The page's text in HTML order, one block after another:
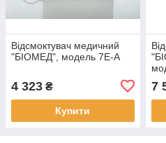
Відсмоктувач медичний
"БІОМЕД", модель 7Е-А
4 323 ₴
Купити
7